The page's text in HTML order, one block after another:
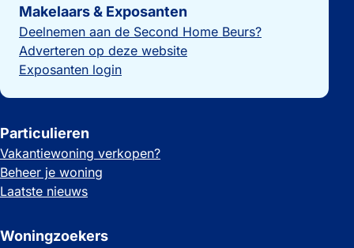
Makelaars & Exposanten
Deelnemen aan de Second Home Beurs?
Adverteren op deze website
Exposanten login
Particulieren
Vakantiewoning verkopen?
Beheer je woning
Laatste nieuws
Woningzoekers